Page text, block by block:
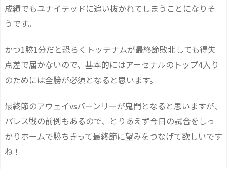
成績でもユナイテッドに追い抜かれてしまうことになりそ
うです。
かつ1勝1分だと恐らくトッテナムが最終節敗北しても得失
点差で届かないので、基本的にはアーセナルのトップ4入り
のためには全勝が必須となると思います。
最終節のアウェイvsバーンリーが鬼門となると思いますが、
パレス戦の前例もあるので、とりあえず今日の試合をしっ
かりホームで勝ちきって最終節に望みをつなげて欲しいです
ね！